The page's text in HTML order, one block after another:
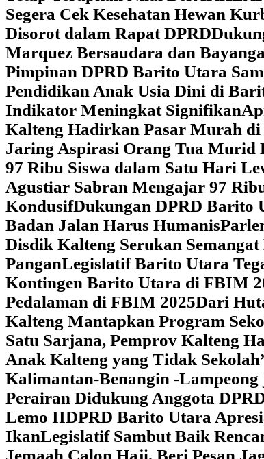
Segera Cek Kesehatan Hewan
Disorot dalam Rapat DPRD
Marquez Bersaudara dan
Pimpinan DPRD Barito Utara
Pendidikan Anak Usia Dini di
Indikator Meningkat Signifikan
Kalteng Hadirkan Pasar Murah
Jaring Aspirasi Orang Tua Murid
97 Ribu Siswa dalam Satu Hari
Agustiar Sabran Mengajar 97
KondusifDukungan DPRD Barito
Badan Jalan Harus Humanis
Disdik Kalteng Serukan
PanganLegislatif Barito Utara
Kontingen Barito Utara di FBIM
Pedalaman di FBIM 2025‎Dari
Kalteng Mantapkan Program
Satu Sarjana, Pemprov Kalteng
Anak Kalteng yang Tidak
Kalimantan-Benangin -
Perairan Didukung Anggota
Lemo IIDPRD Barito Utara
IkanLegislatif Sambut Baik
Jemaah Calon Haji, Beri Pesan